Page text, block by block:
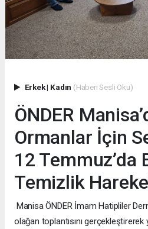
Erkek| Kadın (Haberi Sesli Oku)
ÖNDER
Ormanlar İçin
12 Temmuz’da
Temizlik
Manisa ÖNDER İmam Hatipliler
olağan toplantısını gerçekleştirerek